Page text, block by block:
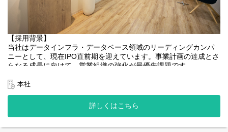
□当社コンサルタントの特徴
・大手企業を含めクライアントへ直接提案
・安定基盤のうえで挑戦の幅も多い
・システム導入～トラブル対応などワンストップで対応できるた
め、ノウハウが多い
・プロフェッショナル揃いの部署で、しっかり学びながら切磋琢
磨できる環境
・自社製品だけでなく他社製品も含めて検討して提案するため、
・常駐や派遣はほとんど行わず、基本的には本社での勤務です。
・データベースの最先端技術に触れられる環境（毎年1000名以上
がエントリ―されるdb tech showcaseで海外のエバンジェリスト
との接点もあり）のため、世界最新の技術知識が身に付きます。
【採用背景】
当社はデータインフラ・データベース領域のリーディングカンパ
ニーとして、現在IPO直前期を迎えています。事業計画の達成とさ
らなる成長に向けて、営業組織の強化が最優先課題です。
上場へ向けた重要なラストスパートを牽引し、数字に対する強い
コミットメントと、再現性の高い営業組織へのアップデートを主
導していただける「攻めのリーダー」をお迎えします。
【職務内容】
営業部門のトップとして、ハイタッチ営業チーム（9名）および代
本社
詳しくはこちら